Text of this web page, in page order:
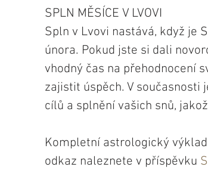
SPLN MĚSÍCE V LVOVI
Spln v Lvovi nastává, když je
února. Pokud jste si dali
vhodný čas na přehodnocení
zajistit úspěch. V současnosti
cílů a splnění vašich snů,
Kompletní astrologický
odkaz naleznete v příspěvku